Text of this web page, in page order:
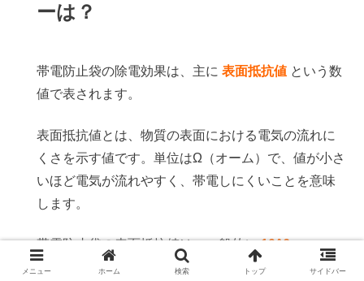
ーは？
帯電防止袋の除電効果は、主に 表面抵抗値 という数
値で表されます。
表面抵抗値とは、物質の表面における電気の流れに
くさを示す値です。単位はΩ（オーム）で、値が小さ
いほど電気が流れやすく、帯電しにくいことを意味
します。
帯電防止袋の表面抵抗値は、一般的に10^6～
程度です。
メニュー ホーム 検索 トップ サイドバー